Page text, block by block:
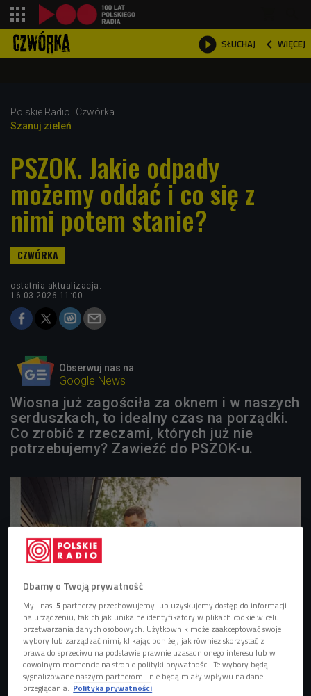
 SŁUCHAJ  WIĘCEJ

Polskie Radio
Czwórka
Szanuj zieleń
PSZOK. Jakie odpady
możemy oddać i co się z
nimi potem stanie?
ostatnia aktualizacja:
16.03.2026 11:00
Obserwuj nas na
Google News
Wiosna już zagościła za oknem i w naszych
serduszkach, to idealny czas na porządki.
Co zrobić z rzeczami, których już nie
potrzebujemy? Zawieźć do PSZOK-u.
Śmieci, których nie zdążymy wynieść w terminie, możemy oddać do PSZOKU.
Jakie są zasady?
Foto: Shutterstock.com
PSZOK to skrót od słów Punkt Selektywnej Zbiórki
Dbamy o Twoją prywatność
My i nasi5 partnerzy przechowujemy lub uzyskujemy dostęp do informacji
na urządzeniu, takich jak unikalne identyfikatory w plikach cookie w celu
przetwarzania danych osobowych. Użytkownik może zaakceptować swoje
wybory lub zarządzać nimi, klikając poniżej, jak również skorzystać z
prawa do sprzeciwu na podstawie prawnie uzasadnionego interesu lub w
dowolnym momencie na stronie polityki prywatności. Te wybory będą
sygnalizowane naszym partnerom i nie będą miały wpływu na dane
przeglądania. Polityka prywatności